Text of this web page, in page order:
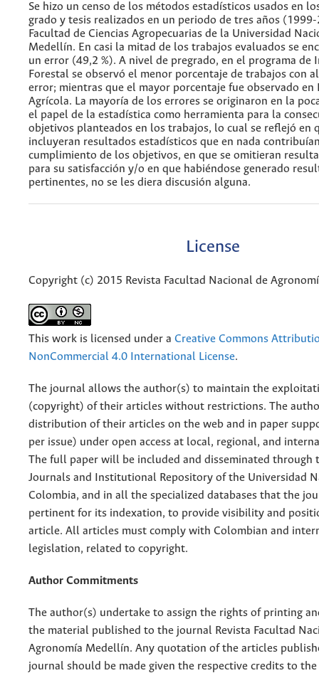
Se hizo un censo de los métodos estadísticos usados en
grado y tesis realizados en un periodo de tres años
Facultad de Ciencias Agropecuarias de la Universidad
Medellín. En casi la mitad de los trabajos evaluados se
un error (49,2 %). A nivel de pregrado, en el programa de
Forestal se observó el menor porcentaje de trabajos con
error; mientras que el mayor porcentaje fue observado en
Agrícola. La mayoría de los errores se originaron en la
el papel de la estadística como herramienta para la
objetivos planteados en los trabajos, lo cual se reflejó en
incluyeran resultados estadísticos que en nada
cumplimiento de los objetivos, en que se omitieran
para su satisfacción y/o en que habiéndose generado
pertinentes, no se les diera discusión alguna.
License
Copyright (c) 2015 Revista Facultad Nacional de
This work is licensed under a Creative Commons
NonCommercial 4.0 International License.
The journal allows the author(s) to maintain the
(copyright) of their articles without restrictions. The
distribution of their articles on the web and in paper
per issue) under open access at local, regional, and
The full paper will be included and disseminated through
Journals and Institutional Repository of the Universidad
Colombia, and in all the specialized databases that the
pertinent for its indexation, to provide visibility and
article. All articles must comply with Colombian and
legislation, related to copyright.
Author Commitments
The author(s) undertake to assign the rights of printing
the material published to the journal Revista Facultad
Agronomía Medellín. Any quotation of the articles
journal should be made given the respective credits to